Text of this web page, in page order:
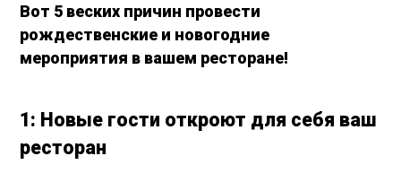
Вот 5 веских причин провести
рождественские и новогодние
мероприятия в вашем ресторане!
1: Новые гости откроют для себя ваш
ресторан